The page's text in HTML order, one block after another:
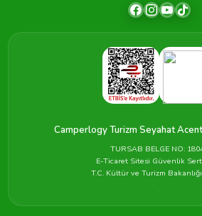
Camperlogy Turizm Seyahat
TURSAB BELGE NO:
E-Ticaret Sitesi Güvenlik
T.C. Kültür ve Turizm